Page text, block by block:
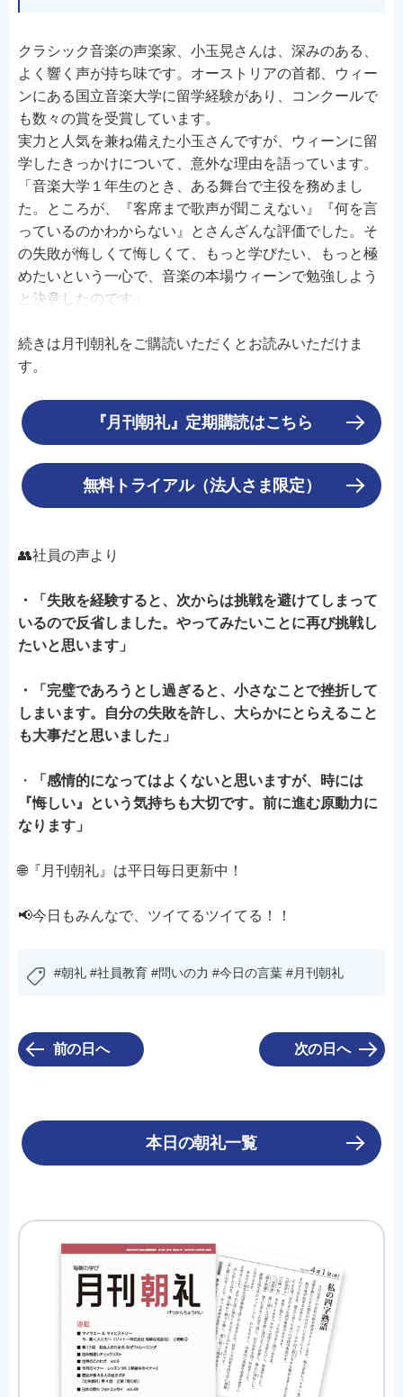
クラシック音楽の声楽家、小玉晃さんは、深みのある、
よく響く声が持ち味です。オーストリアの首都、ウィー
ンにある国立音楽大学に留学経験があり、コンクールで
も数々の賞を受賞しています。
実力と人気を兼ね備えた小玉さんですが、ウィーンに留
学したきっかけについて、意外な理由を語っています。
「音楽大学１年生のとき、ある舞台で主役を務めまし
た。ところが、『客席まで歌声が聞こえない』『何を言
っているのかわからない』とさんざんな評価でした。そ
の失敗が悔しくて悔しくて、もっと学びたい、もっと極
めたいという一心で、音楽の本場ウィーンで勉強しよう
と決意したのです」
続きは月刊朝礼をご購読いただくとお読みいただけま
す。
『月刊朝礼』定期購読はこちら
無料トライアル（法人さま限定）
👥社員の声より
・「失敗を経験すると、次からは挑戦を避けてしまって
いるので反省しました。やってみたいことに再び挑戦し
たいと思います」
・「完璧であろうとし過ぎると、小さなことで挫折して
しまいます。自分の失敗を許し、大らかにとらえること
も大事だと思いました」
・
「感情的になってはよくないと思いますが、時には
『悔しい』という気持ちも大切です。前に進む原動力に
なります」
🌐『月刊朝礼』は平日毎日更新中！
📢今日もみんなで、ツイてるツイてる！！
#朝礼 #社員教育 #問いの力 #今日の言葉 #月刊朝礼
前の日へ 次の日へ
本日の朝礼一覧